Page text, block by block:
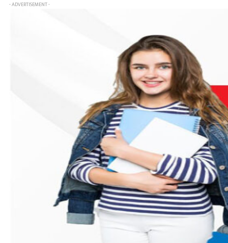
- ADVERTISEMENT -